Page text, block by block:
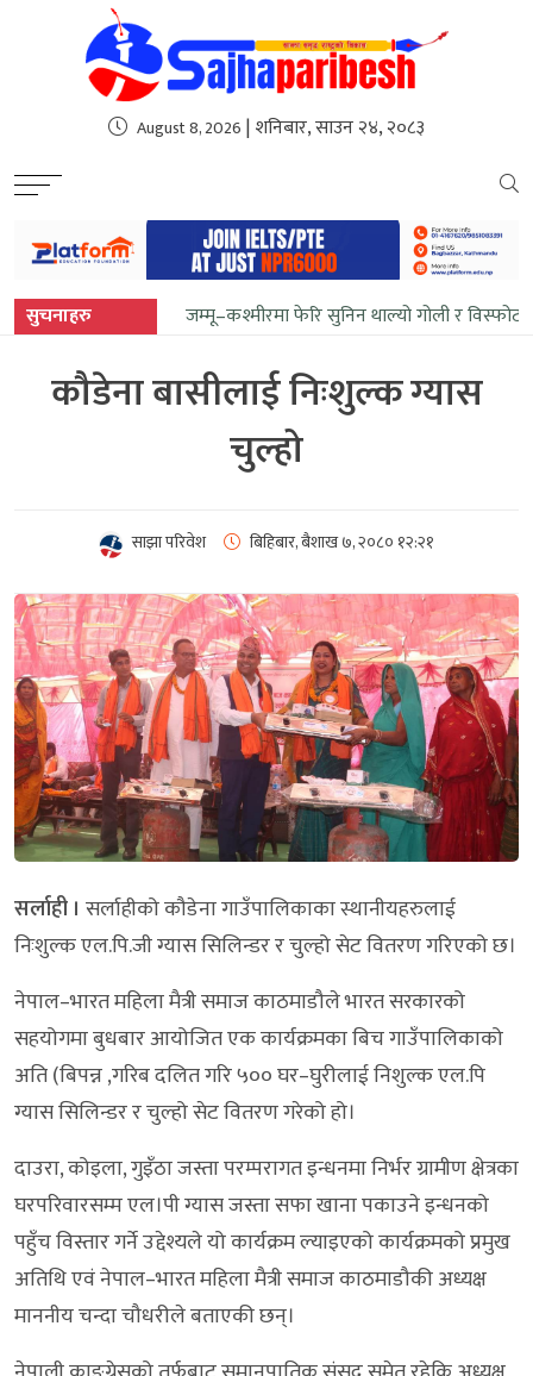
sweet bonanza
August 8, 2026 | शनिबार, साउन २४, २०८३
सुचनाहरु जम्मू–कश्मीरमा फेरि सुनिन थाल्यो गोली र
कौडेना बासीलाई निःशुल्क ग्यास
चुल्हो
साझा परिवेश बिहिबार, बैशाख ७, २०८० १२:२१
सर्लाही । सर्लाहीको कौडेना गाउँपालिकाका स्थानीयहरुलाई
निःशुल्क एल.पि.जी ग्यास सिलिन्डर र चुल्हो सेट वितरण गरिएको छ।
नेपाल–भारत महिला मैत्री समाज काठमाडौले भारत सरकारको
सहयोगमा बुधबार आयोजित एक कार्यक्रमका बिच गाउँपालिकाको
अति (बिपन्न ,गरिब दलित गरि ५०० घर–घुरीलाई निशुल्क एल.पि
ग्यास सिलिन्डर र चुल्हो सेट वितरण गरेको हो।
दाउरा, कोइला, गुइँठा जस्ता परम्परागत इन्धनमा निर्भर ग्रामीण क्षेत्रका
घरपरिवारसम्म एल।पी ग्यास जस्ता सफा खाना पकाउने इन्धनको
पहुँच विस्तार गर्ने उद्देश्यले यो कार्यक्रम ल्याइएको कार्यक्रमको प्रमुख
अतिथि एवं नेपाल–भारत महिला मैत्री समाज काठमाडौकी अध्यक्ष
माननीय चन्दा चौधरीले बताएकी छन्।